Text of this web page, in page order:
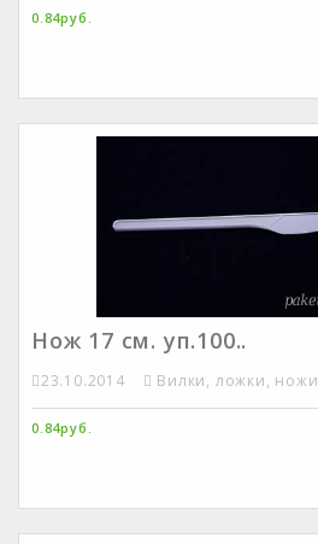
0.84руб.
Нож 17 см. уп.100..
23.10.2014 Вилки, ложки, ножи
0.84руб.